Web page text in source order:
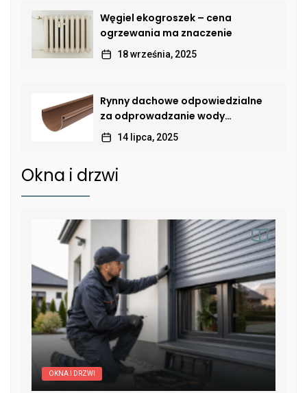
Węgiel ekogroszek – cena
ogrzewania ma znaczenie
18 września, 2025
Rynny dachowe odpowiedzialne
za odprowadzanie wody
deszczowej
14 lipca, 2025
Okna i drzwi
OKNA I DRZWI